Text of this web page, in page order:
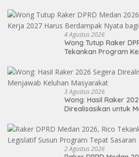
4 Agustus 2026
Wong Tutup Raker
Tekankan Program
3 Agustus 2026
Wong: Hasil Raker
Direalisasikan untuk
2 Agustus 2026